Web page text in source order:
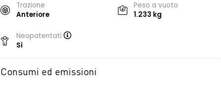
Trazione
Anteriore
Peso a vuoto
1.233 kg
Neopatentati
Sì
Consumi ed emissioni